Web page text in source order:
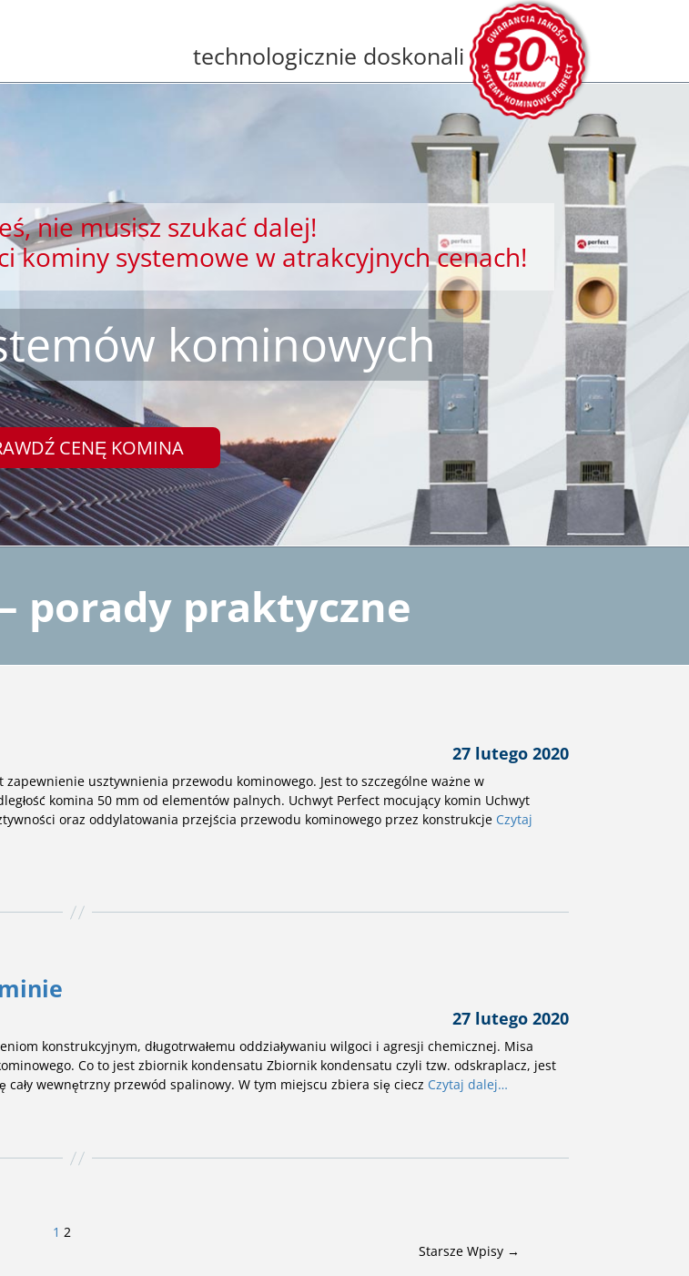
technologicznie doskonali
nie musisz szukać dalej!
kominy systemowe w atrakcyjnych cenach!
kominowych
CENĘ KOMINA
porady praktyczne
27 lutego 2020
usztywnienia przewodu kominowego. Jest to szczególne ważne w
komina 50 mm od elementów palnych. Uchwyt Perfect mocujący komin Uchwyt
oraz oddylatowania przejścia przewodu kominowego przez konstrukcje Czytaj
27 lutego 2020
konstrukcyjnym, długotrwałemu oddziaływaniu wilgoci i agresji chemicznej. Misa
Co to jest zbiornik kondensatu Zbiornik kondensatu czyli tzw. odskraplacz, jest
wewnętrzny przewód spalinowy. W tym miejscu zbiera się ciecz Czytaj dalej…
1 2
Starsze Wpisy →